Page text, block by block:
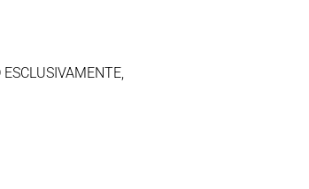
ESCLUSIVAMENTE,